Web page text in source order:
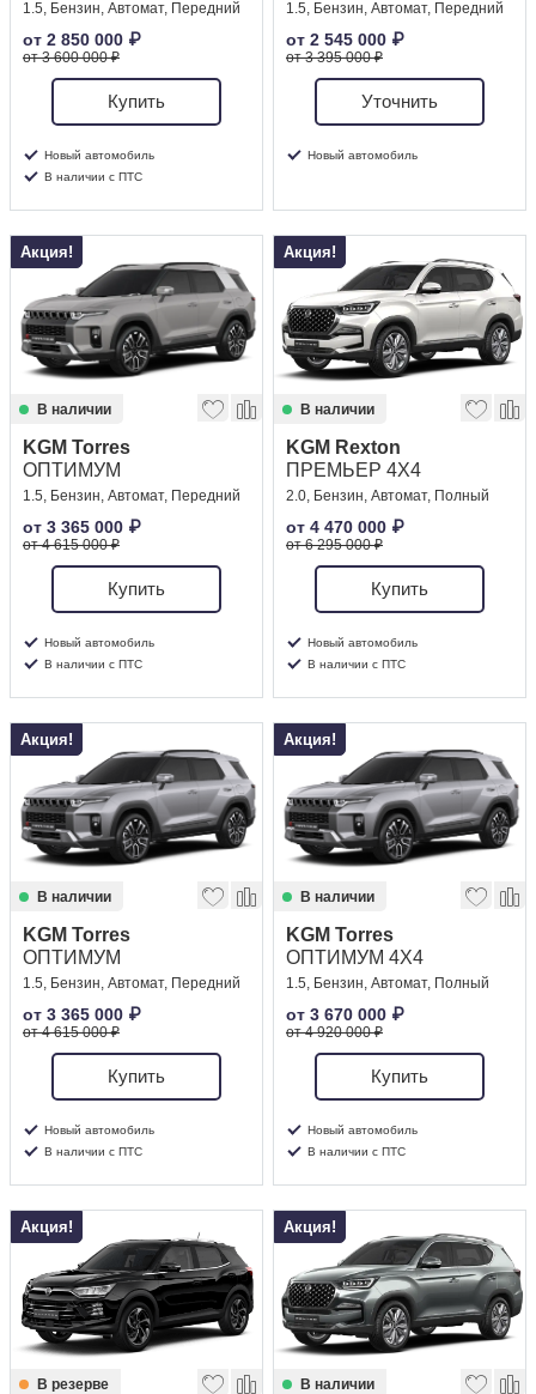
1.5, Бензин, Автомат, Передний
от 2 850 000 ₽
от 3 600 000 ₽
Купить
Новый автомобиль
В наличии с ПТС
1.5, Бензин, Автомат, Передний
от 2 545 000 ₽
от 3 395 000 ₽
Уточнить
Новый автомобиль
Акция!
В наличии
KGM Torres
ОПТИМУМ
1.5, Бензин, Автомат, Передний
от 3 365 000 ₽
от 4 615 000 ₽
Купить
Новый автомобиль
В наличии с ПТС
Акция!
В наличии
KGM Rexton
ПРЕМЬЕР 4X4
2.0, Бензин, Автомат, Полный
от 4 470 000 ₽
от 6 295 000 ₽
Купить
Новый автомобиль
В наличии с ПТС
Акция!
В наличии
KGM Torres
ОПТИМУМ
1.5, Бензин, Автомат, Передний
от 3 365 000 ₽
от 4 615 000 ₽
Купить
Новый автомобиль
В наличии с ПТС
Акция!
В наличии
KGM Torres
ОПТИМУМ 4X4
1.5, Бензин, Автомат, Полный
от 3 670 000 ₽
от 4 920 000 ₽
Купить
Новый автомобиль
В наличии с ПТС
Акция!
В резерве
Акция!
В наличии